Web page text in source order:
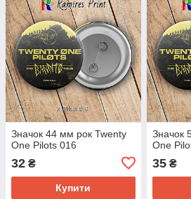
Значок 44 мм рок Twenty
One Pilots 016
32 ₴
Купити
Значок
One
35₴